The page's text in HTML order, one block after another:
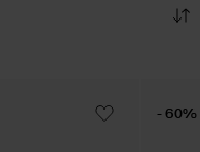
- 60%